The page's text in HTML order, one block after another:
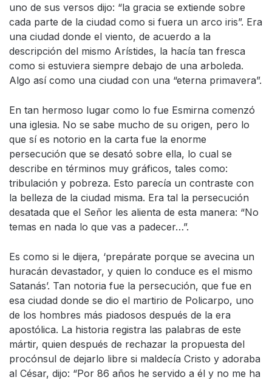
uno de sus versos dijo: “la gracia se extiende sobre
cada parte de la ciudad como si fuera un arco iris”. Era
una ciudad donde el viento, de acuerdo a la
descripción del mismo Arístides, la hacía tan fresca
como si estuviera siempre debajo de una arboleda.
Algo así como una ciudad con una “eterna primavera”.
En tan hermoso lugar como lo fue Esmirna comenzó
una iglesia. No se sabe mucho de su origen, pero lo
que sí es notorio en la carta fue la enorme
persecución que se desató sobre ella, lo cual se
describe en términos muy gráficos, tales como:
tribulación y pobreza. Esto parecía un contraste con
la belleza de la ciudad misma. Era tal la persecución
desatada que el Señor les alienta de esta manera: “No
temas en nada lo que vas a padecer…”.
Es como si le dijera, ‘prepárate porque se avecina un
huracán devastador, y quien lo conduce es el mismo
Satanás’. Tan notoria fue la persecución, que fue en
esa ciudad donde se dio el martirio de Policarpo, uno
de los hombres más piadosos después de la era
apostólica. La historia registra las palabras de este
mártir, quien después de rechazar la propuesta del
procónsul de dejarlo libre si maldecía Cristo y adoraba
al César, dijo: “Por 86 años he servido a él y no me ha